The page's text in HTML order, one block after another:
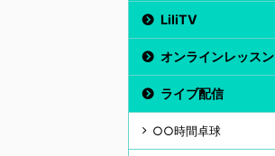
LiliTV
オンラインレッスン
ライブ配信
○○時間卓球